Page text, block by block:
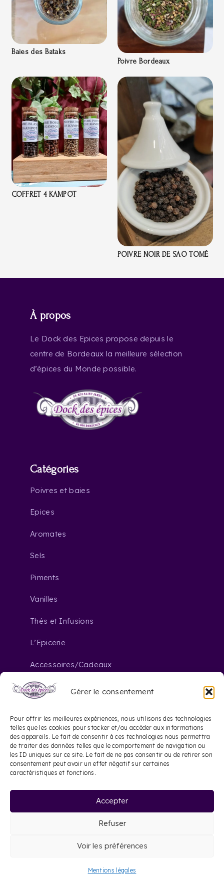
Gérer le consentement
Pour offrir les meilleures expériences, nous utilisons des technologies
telles que les cookies pour stocker et/ou accéder aux informations
des appareils. Le fait de consentir à ces technologies nous permettra
de traiter des données telles que le comportement de navigation ou
les ID uniques sur ce site. Le fait de ne pas consentir ou de retirer son
consentement peut avoir un effet négatif sur certaines
caractéristiques et fonctions.
Accepter
Refuser
Voir les préférences
Mentions légales
Baies des Bataks
Poivre Bordeaux
COFFRET 4 KAMPOT
POIVRE NOIR DE SAO TOMÉ
À propos
Le Dock des Epices propose depuis le
centre de Bordeaux la meilleure sélection
d’épices du Monde possible.
Catégories
Poivres et baies
Epices
Aromates
Sels
Piments
Vanilles
Thés et Infusions
L’Epicerie
Accessoires/Cadeaux
Nous contacter
mail_outline contact@dockdesepices.com
phone 05 56 44 41 57
2026 Dock des épices |Mentions légales